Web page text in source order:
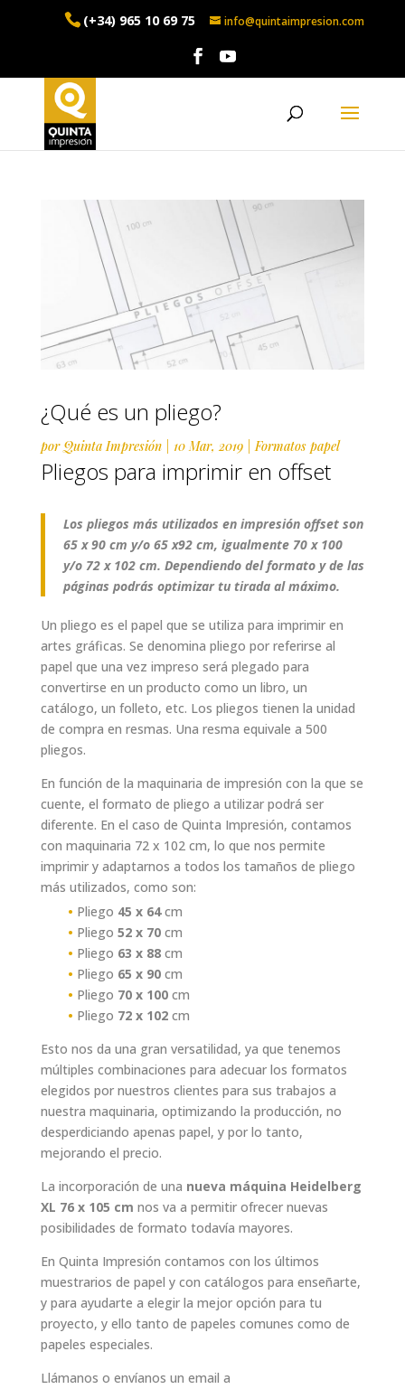
(+34) 965 10 69 75 info@quintaimpresion.com
¿Qué es un pliego?
porQuinta Impresión| 10 Mar, 2019|Formatos papel
Pliegos para imprimir en offset
Los pliegos más utilizados en impresión offset son
65 x 90 cm y/o 65 x92 cm, igualmente 70 x 100
y/o 72 x 102 cm. Dependiendo del formato y de las
páginas podrás optimizar tu tirada al máximo.
Un pliego es el papel que se utiliza para imprimir en
artes gráficas. Se denomina pliego por referirse al
papel que una vez impreso será plegado para
convertirse en un producto como un libro, un
catálogo, un folleto, etc. Los pliegos tienen la unidad
de compra en resmas. Una resma equivale a 500
pliegos.
En función de la maquinaria de impresión con la que se
cuente, el formato de pliego a utilizar podrá ser
diferente. En el caso de Quinta Impresión, contamos
con maquinaria 72 x 102 cm, lo que nos permite
imprimir y adaptarnos a todos los tamaños de pliego
más utilizados, como son:
• Pliego 45 x 64cm
• Pliego 52 x 70cm
• Pliego 63 x 88cm
• Pliego 65 x 90cm
• Pliego 70 x 100cm
• Pliego 72 x 102cm
Esto nos da una gran versatilidad, ya que tenemos
múltiples combinaciones para adecuar los formatos
elegidos por nuestros clientes para sus trabajos a
nuestra maquinaria, optimizando la producción, no
desperdiciando apenas papel, y por lo tanto,
mejorando el precio.
La incorporación de una nueva máquina Heidelberg
XL 76 x 105 cm nos va a permitir ofrecer nuevas
posibilidades de formato todavía mayores.
En Quinta Impresión contamos con los últimos
muestrarios de papel y con catálogos para enseñarte,
y para ayudarte a elegir la mejor opción para tu
proyecto, y ello tanto de papeles comunes como de
papeles especiales.
Llámanos o envíanos un email a